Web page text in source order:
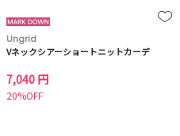
Ungrid
Vネックシアーショートニットカーデ
7,040 円
20%OFF